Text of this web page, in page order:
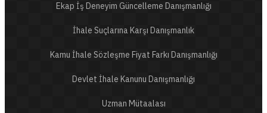
Ekap İş Deneyim Güncelleme Danışmanlığı
İhale Suçlarına Karşı Danışmanlık
Kamu İhale Sözleşme Fiyat Farkı Danışmanlığı
Devlet İhale Kanunu Danışmanlığı
Uzman Mütaalası